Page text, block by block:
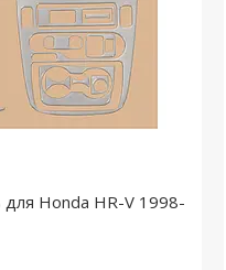
Honda HR-V 1998-